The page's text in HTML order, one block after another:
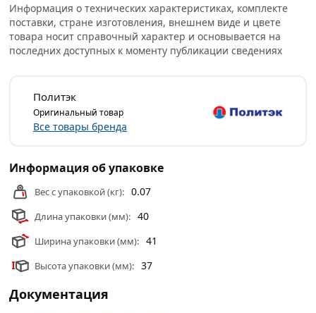
или самовывоза.
Условия доставки и цены на товар Муфта американка с
внутренней резьбой ПП 20х3/4" Политэк 9801002034 из
Информация о технических характеристиках, комплекте
поставки, стране изготовления, внешнем виде и цвете
товара носит справочный характер и основывается на
последних доступных к моменту публикации сведениях
Политэк
Оригинальный товар
Все товары бренда
Информация об упаковке
Вес с упаковкой (кг): 0.07
Длина упаковки (мм): 40
Ширина упаковки (мм): 41
Высота упаковки (мм): 37
Документация